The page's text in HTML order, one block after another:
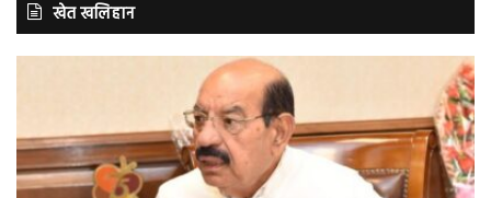
खेत खलिहान